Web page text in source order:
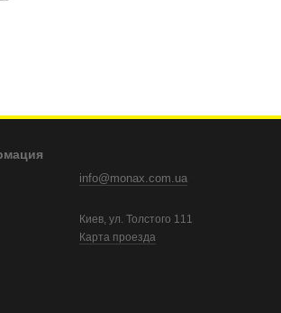
info@monax.com.ua
Киев, ул. Толстого 111
Карта проезда